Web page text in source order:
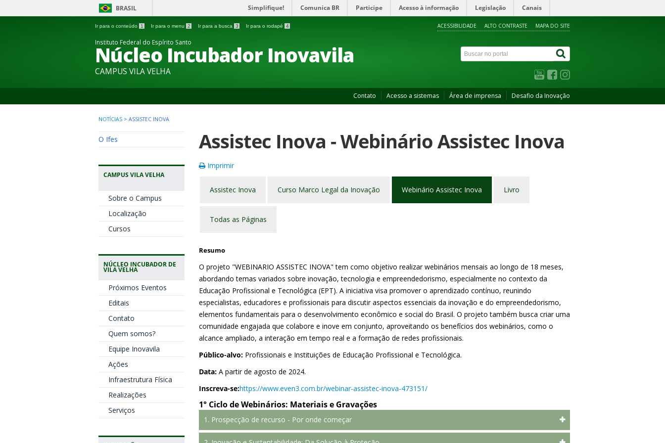
BRASIL Simplifique! Comunica BR Participe Acesso à informação Legislação Canais
Ir para o conteúdo 1 Ir para o menu 2 Ir para a busca 3 Ir para o rodapé 4 ACESSIBILIDADE ALTO CONTRASTE MAPA DO SITE
Instituto Federal do Espírito Santo
Núcleo Incubador Inovavila
CAMPUS VILA VELHA
Contato Acesso a sistemas Área de imprensa Desafio da Inovação
NOTÍCIAS > ASSISTEC INOVA
O Ifes
CAMPUS VILA VELHA
Sobre o Campus
Localização
Cursos
NÚCLEO INCUBADOR DE
VILA VELHA
Próximos Eventos
Editais
Contato
Quem somos?
Equipe Inovavila
Ações
Infraestrutura Física
Realizações
Serviços
Assistec Inova - Webinário Assistec Inova
Imprimir
Assistec Inova Curso Marco Legal da Inovação Webinário Assistec Inova Livro
Todas as Páginas
Resumo
O projeto "WEBINARIO ASSISTEC INOVA" tem como objetivo realizar webinários mensais ao longo de 18 meses,
abordando temas variados sobre inovação, tecnologia e empreendedorismo, especialmente no contexto da
Educação Profissional e Tecnológica (EPT). A iniciativa visa promover o aprendizado contínuo, reunindo
especialistas, educadores e profissionais para discutir aspectos essenciais da inovação e do empreendedorismo,
elementos fundamentais para o desenvolvimento econômico e social do Brasil. O projeto também busca criar uma
comunidade engajada que colabore e inove em conjunto, aproveitando os benefícios dos webinários, como o
alcance ampliado, a interação em tempo real e a formação de redes profissionais.
Público-alvo: Profissionais e Instituições de Educação Profissional e Tecnológica.
Data: A partir de agosto de 2024.
Inscreva-se:https://www.even3.com.br/webinar-assistec-inova-473151/
1° Ciclo de Webinários: Materiais e Gravações
1. Prospecção de recurso - Por onde começar
Palestrantes: Claudio Nascimento e Tarique Cavalcante